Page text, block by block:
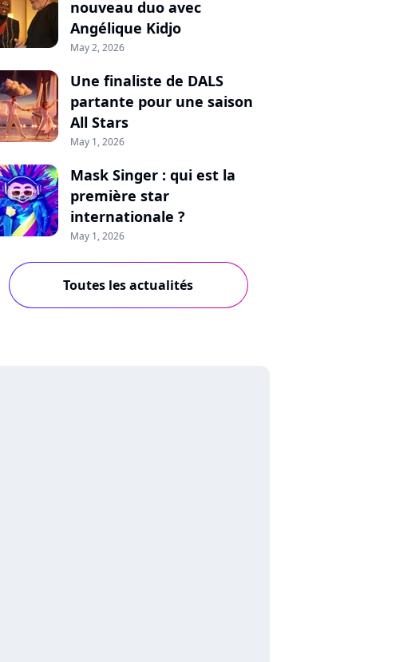
nouveau duo avec
Angélique Kidjo
May 2, 2026
Une finaliste de DALS
partante pour une saison
All Stars
May 1, 2026
Mask Singer : qui est la
première star
internationale ?
May 1, 2026
Toutes les actualités